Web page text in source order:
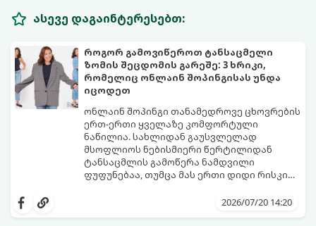
ასევე დაგაინტერესებთ:
როგორ გამოვიწეროთ ტანსაცმელი
ზომის შეცდომის გარეშე: 3 ხრიკი,
რომელიც ონლაინ შოპინგისას უნდა
იცოდეთ
ონლაინ შოპინგი თანამედროვე ცხოვრების
ერთ-ერთი ყველაზე კომფორტული
ნაწილია. სახლიდან გაუსვლელად
მსოფლიოს ნებისმიერი წერტილიდან
ტანსაცმლის გამოწერა ნამდვილი
ფუფუნებაა, თუმცა მას ერთი დიდი რისკი
ალბათ ყველას გამოგიცდიათ ისეთი
ან „M“ ზომას ატარებს, უცხოურ საიტებზეც
2026/07/20 14:20